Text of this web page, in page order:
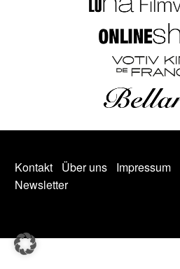
Kontakt Über uns Impressum
Newsletter